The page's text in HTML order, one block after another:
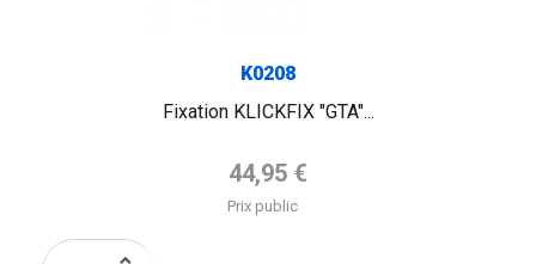
K0208
Fixation KLICKFIX "GTA"...
Prix de base
44,95 €
Prix public